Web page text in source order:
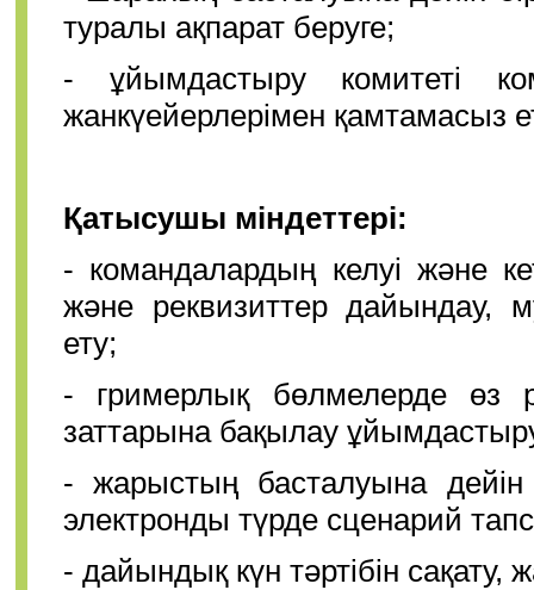
туралы ақпарат беруге;
- ұйымдастыру комитеті
жанкүейерлерімен қамтамасыз
Қатысушы міндеттері:
- командалардың келуі және
және реквизиттер дайындау,
ету;
- гримерлық бөлмелерде өз
заттарына бақылау
- жарыстың басталуына дейін
электронды түрде сценарий
- дайындық күн тәртібін сақату,